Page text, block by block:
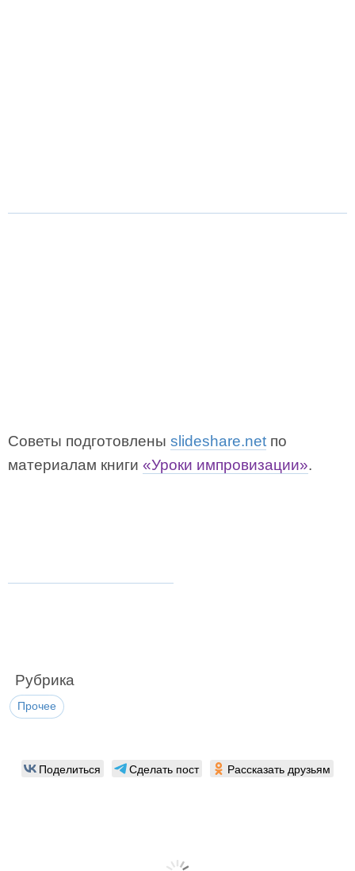
Советы подготовлены slideshare.net по
материалам книги «Уроки импровизации».
Рубрика
Прочее
Поделиться Сделать пост Рассказать друзьям